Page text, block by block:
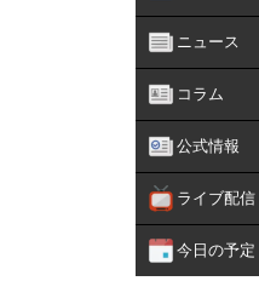
ニュース
コラム
公式情報
ライブ配信
今日の予定